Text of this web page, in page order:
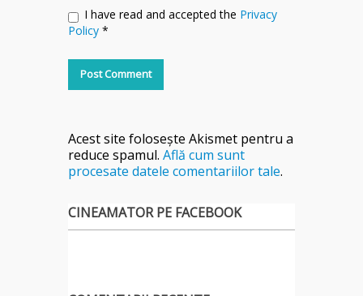
I have read and accepted the Privacy
Policy *
Acest site folosește Akismet pentru a
reduce spamul. Află cum sunt
procesate datele comentariilor tale.
CINEAMATOR PE FACEBOOK